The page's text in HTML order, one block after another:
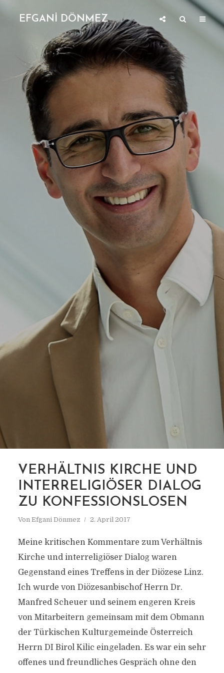
EFGANİ DÖNMEZ
MARKIERUNG
KONFESSIONSLOSE
VERHÄLTNIS KIRCHE UND
INTERRELIGIÖSER DIALOG
ZU KONFESSIONSLOSEN
Von Efgani Dönmez 2. April 2017
Meine kritischen Kommentare zum Verhältnis
Kirche und interreligiöser Dialog waren
Gegenstand eines Treffens in der Diözese Linz.
Ich wurde von Diözesanbischof Herrn Dr.
Manfred Scheuer und seinem engeren Kreis
von Mitarbeitern gemeinsam mit dem Obmann
der Türkischen Kulturgemeinde Österreich
Herrn DI Birol Kilic eingeladen. Es war ein sehr
offenes und freundliches Gespräch ohne den